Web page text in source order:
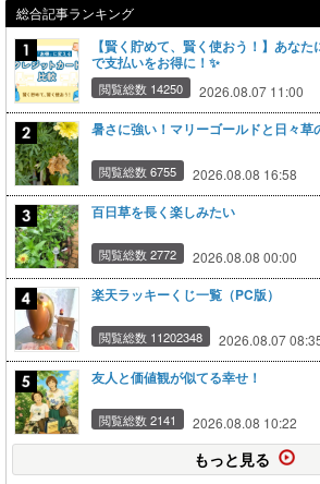
総合記事ランキング
【賢く貯めて、賢く使おう！】あな
で支払いをお得に！✨
閲覧総数 14250 2026.08.07 11:00
暑さに強い！マリーゴールドと日々草
閲覧総数 6755 2026.08.08 16:58
百日草を長く楽しみたい
閲覧総数 2772 2026.08.08 00:00
楽天ラッキーくじ一覧（PC版）
閲覧総数 11202348 2026.08.07
友人と価値観が似てる幸せ！
閲覧総数 2141 2026.08.08 10:22
もっと見る